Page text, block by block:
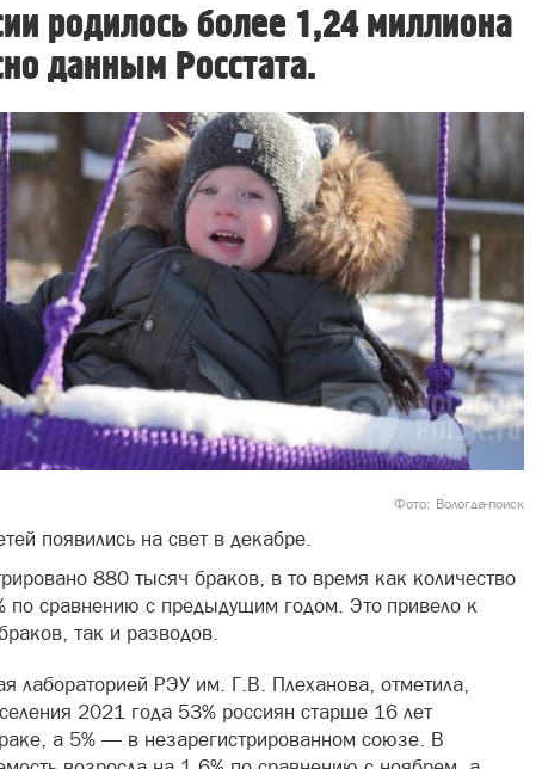
родилось более 1,24 миллиона
данным Росстата.
Фото: Вологда-поиск
появились на свет в декабре.
880 тысяч браков, в то время как количество
по сравнению с предыдущим годом. Это привело к
так и разводов.
лабораторией РЭУ им. Г.В. Плеханова, отметила,
2021 года 53% россиян старше 16 лет
а 5% — в незарегистрированном союзе. В